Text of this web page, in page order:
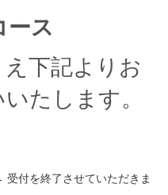
ース
下記よりお
たします。
付を終了させていただきま